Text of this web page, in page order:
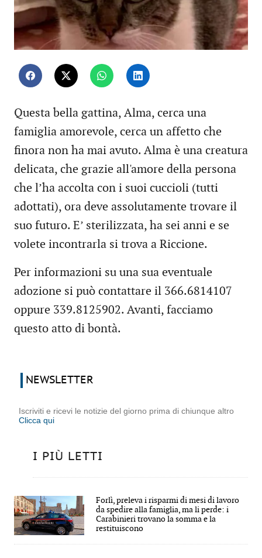
Questa bella gattina, Alma, cerca una
famiglia amorevole, cerca un affetto che
finora non ha mai avuto. Alma è una creatura
delicata, che grazie all'amore della persona
che l’ha accolta con i suoi cuccioli (tutti
adottati), ora deve assolutamente trovare il
suo futuro. E’ sterilizzata, ha sei anni e se
volete incontrarla si trova a Riccione.
Per informazioni su una sua eventuale
adozione si può contattare il 366.6814107
oppure 339.8125902. Avanti, facciamo
questo atto di bontà.
NEWSLETTER
Iscriviti e ricevi le notizie del giorno prima di chiunque altro
Clicca qui
I PIÙ LETTI
Forlì, preleva i risparmi di mesi di lavoro
da spedire alla famiglia, ma li perde: i
Carabinieri trovano la somma e la
restituiscono